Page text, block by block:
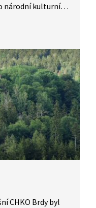
národní kulturní
se o historii
CHKO Brdy byl